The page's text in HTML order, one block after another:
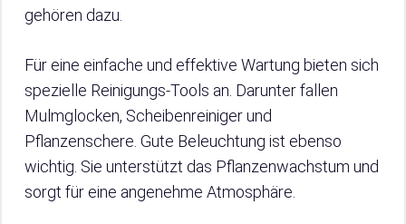
gehören dazu.
Für eine einfache und effektive Wartung bieten sich
spezielle Reinigungs-Tools an. Darunter fallen
Mulmglocken, Scheibenreiniger und
Pflanzenschere. Gute Beleuchtung ist ebenso
wichtig. Sie unterstützt das Pflanzenwachstum und
sorgt für eine angenehme Atmosphäre.